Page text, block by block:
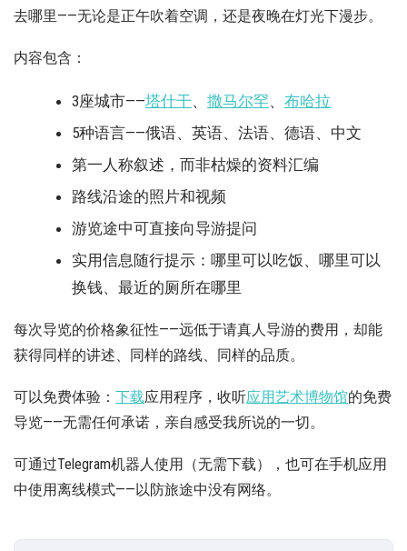
去哪里——无论是正午吹着空调，还是夜晚在灯光下漫步。
内容包含：
3座城市——塔什干、 撒马尔罕、 布哈拉
5种语言——俄语、英语、法语、德语、中文
第一人称叙述，而非枯燥的资料汇编
路线沿途的照片和视频
游览途中可直接向导游提问
实用信息随行提示：哪里可以吃饭、哪里可以
换钱、最近的厕所在哪里
每次导览的价格象征性——远低于请真人导游的费用，却能
获得同样的讲述、同样的路线、同样的品质。
可以免费体验： 下载应用程序，收听应用艺术博物馆的免费
导览——无需任何承诺，亲自感受我所说的一切。
可通过Telegram机器人使用（无需下载），也可在手机应用
中使用离线模式——以防旅途中没有网络。